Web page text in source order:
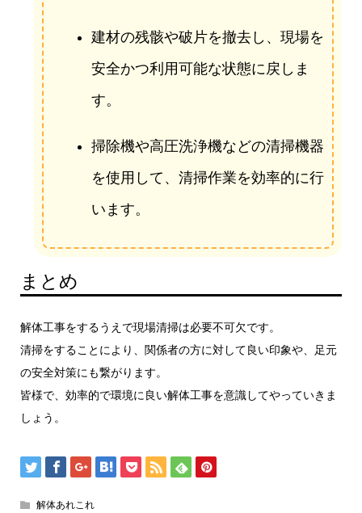
建材の残骸や破片を撤去し、現場を
安全かつ利用可能な状態に戻しま
す。
掃除機や高圧洗浄機などの清掃機器
を使用して、清掃作業を効率的に行
います。
まとめ
解体工事をするうえで現場清掃は必要不可欠です。
清掃をすることにより、関係者の方に対して良い印象や、足元
の安全対策にも繋がります。
皆様で、効率的で環境に良い解体工事を意識してやっていきま
しょう。
解体あれこれ